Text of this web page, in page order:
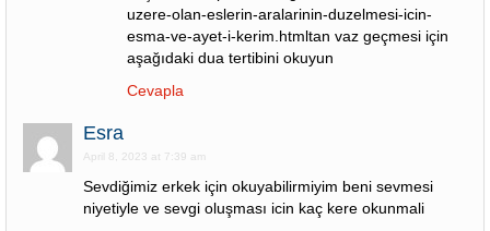
uzere-olan-eslerin-aralarinin-duzelmesi-icin-
esma-ve-ayet-i-kerim.htmltan vaz geçmesi için
aşağıdaki dua tertibini okuyun
Cevapla
Esra
April 8, 2023 at 7:39 am
Sevdiğimiz erkek için okuyabilirmiyim beni sevmesi
niyetiyle ve sevgi oluşması icin kaç kere okunmali